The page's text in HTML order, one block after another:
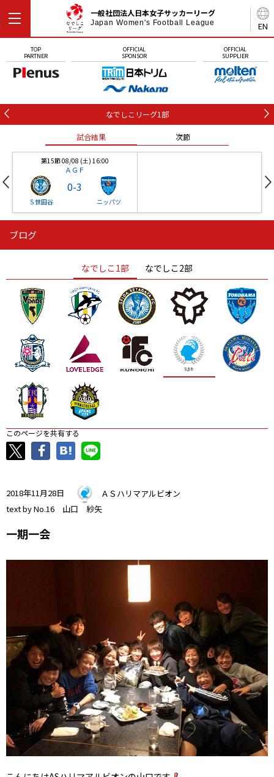
EN
一般社団法人日本女子サッカーリーグ
Japan Women's Football League
TOP
PARTNER
OFFICIAL
SPONSOR
OFFICIAL
SUPPLIER
なでしこリーグ1部
試合結果 次節
第15節 08/08 (土) 16:00
ＡＧＦ
Ｓ世田谷
0-3
ニッパツ
ニッパツ
ニッパツ 名古屋
石人の星
静岡 愛媛Ｌ
ブログ
なでしこ1部 なでしこ2部
このページを共有する
2018年11月28日
ＡＳハリマアルビオン
text by No.16 山口 紗矢
一期一会